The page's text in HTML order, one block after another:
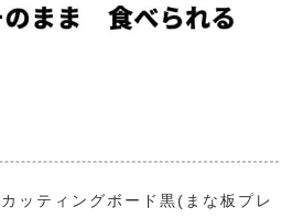
ッティングボード黒(まな板プレ